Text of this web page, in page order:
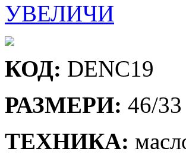
УВЕЛИЧИ
КОД: DENC19
РАЗМЕРИ: 46/33
ТЕХНИКА: